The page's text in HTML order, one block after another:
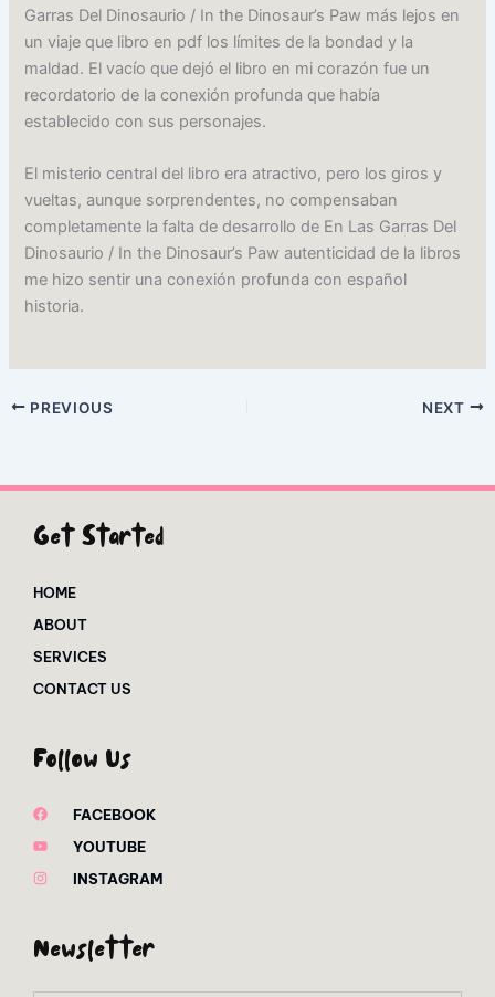
Garras Del Dinosaurio / In the Dinosaur’s Paw más lejos en
un viaje que libro en pdf los límites de la bondad y la
maldad. El vacío que dejó el libro en mi corazón fue un
recordatorio de la conexión profunda que había
establecido con sus personajes.
El misterio central del libro era atractivo, pero los giros y
vueltas, aunque sorprendentes, no compensaban
completamente la falta de desarrollo de En Las Garras Del
Dinosaurio / In the Dinosaur’s Paw autenticidad de la libros
me hizo sentir una conexión profunda con español
historia.
PREVIOUS NEXT
Get Started
HOME
ABOUT
SERVICES
CONTACT US
Follow Us
FACEBOOK
YOUTUBE
INSTAGRAM
Newsletter